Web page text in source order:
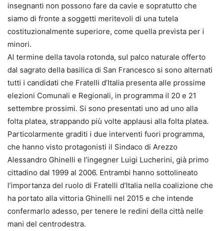
insegnanti non possono fare da cavie e sopratutto che
siamo di fronte a soggetti meritevoli di una tutela
costituzionalmente superiore, come quella prevista per i
minori.
Al termine della tavola rotonda, sul palco naturale offerto
dal sagrato della basilica di San Francesco si sono alternati
tutti i candidati che Fratelli d’Italia presenta alle prossime
elezioni Comunali e Regionali, in programma il 20 e 21
settembre prossimi. Si sono presentati uno ad uno alla
folta platea, strappando più volte applausi alla folta platea.
Particolarmente graditi i due interventi fuori programma,
che hanno visto protagonisti il Sindaco di Arezzo
Alessandro Ghinelli e l’ingegner Luigi Lucherini, già primo
cittadino dal 1999 al 2006. Entrambi hanno sottolineato
l’importanza del ruolo di Fratelli d’Italia nella coalizione che
ha portato alla vittoria Ghinelli nel 2015 e che intende
confermarlo adesso, per tenere le redini della città nelle
mani del centrodestra.